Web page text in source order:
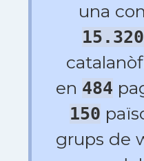
una
15.320
en 484
150
grups de